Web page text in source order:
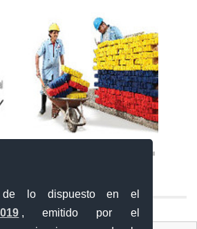
de lo dispuesto en el
, emitido por el